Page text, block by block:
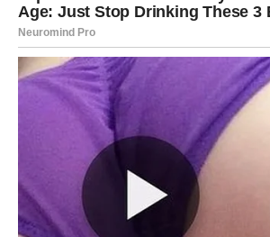
BLIZANCI
Jedna istina koju dugo čekate izlazi na
Ona vam donosi olakšanje i otvara nova
Karmička nagrada
Jasni odgovori i novi početak.